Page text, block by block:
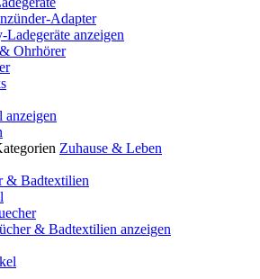
Adapter
anzeigen
Ohrhörer
Zuhause & Leben
& Badtextilien
& Badtextilien anzeigen